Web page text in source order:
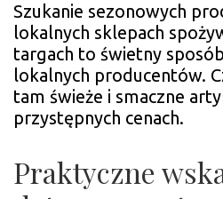
Szukanie sezonowych
lokalnych sklepach
targach to świetny
lokalnych producentów.
tam świeże i smaczne
przystępnych cenach.
Praktyczne